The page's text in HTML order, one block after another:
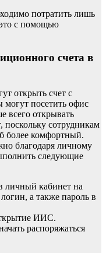
потратить лишь
с помощью
счета в
открыть счет с
посетить офис
всего открывать
поскольку сотрудникам
более комфортный.
благодаря личному
следующие
личный кабинет на
а также пароль в
ИИС.
распоряжаться